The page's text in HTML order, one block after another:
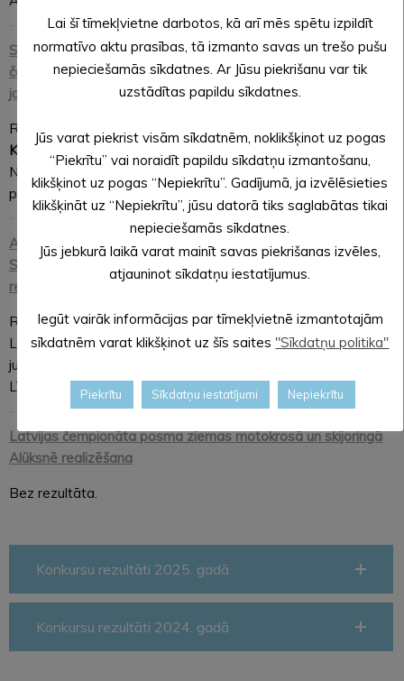
SacensībuAlūksnes triatlons 2026, Latvijas atklātais
čempionāts standarta distancē, Latvijas ATKLĀTAIS
jauniešu čempionāts triatlonā, Latvijas Kauss realizēšana
Realizētājs:
Biedrība “Triatlona un peldēšanas klubs “TRI
KAN"
, reģistrēta Latvijas Republikas Uzņēmumu reģistrā ar
Nr. 40008309208, juridiskā adrese: Gundegu iela 9, Ādažu
pagasts, Ādažu novads, LV-2164, līguma summa 4000 EUR.
Alūksnes novada pašvaldības konkursa nolikums "
XXIII
STARPTAUTISKĀ ALŪKSNES DŽU-DO TURNĪRA
realizēšana"
Realizētājs:Biedrība "Sporta klubs Kurbads”, reģistrēta
Latvijas RepublikasUzņēmumu reģistrā ar Nr. 40008068105,
juridiskā adrese: Merķeļa iela 5, Alūksne, Alūksnes novads,
LV-4301, līguma summa 4000 EUR.
Latvijas čempionāta posma ziemas motokrosā un skijoringā
Alūksnē realizēšana
Bez rezultāta.
Konkursu rezultāti 2025. gadā
Konkursu rezultāti 2024. gadā
Lai šī tīmekļvietne darbotos, kā arī mēs spētu izpildīt
normatīvo aktu prasības, tā izmanto savas un trešo pušu
nepieciešamās sīkdatnes. Ar Jūsu piekrišanu var tik
uzstādītas papildu sīkdatnes.
Jūs varat piekrist visām sīkdatnēm, noklikšķinot uz pogas
“Piekrītu” vai noraidīt papildu sīkdatņu izmantošanu,
klikšķinot uz pogas “Nepiekrītu”. Gadījumā, ja izvēlēsieties
klikšķināt uz “Nepiekrītu”, jūsu datorā tiks saglabātas tikai
nepieciešamās sīkdatnes.
Jūs jebkurā laikā varat mainīt savas piekrišanas izvēles,
atjauninot sīkdatņu iestatījumus.
Iegūt vairāk informācijas par tīmekļvietnē izmantotajām
sīkdatnēm varat klikšķinot uz šīs saites "Sīkdatņu politika"
Piekrītu Sīkdatņu iestatījumi Nepiekrītu